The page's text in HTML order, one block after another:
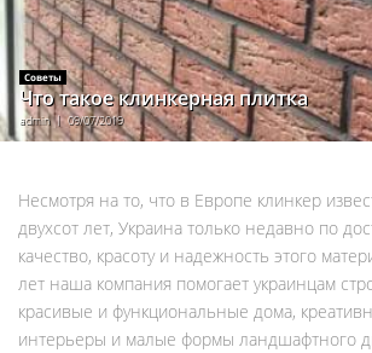
Советы
Что такое клинкерная плитка
admin 09/07/2019
Несмотря на то, что в Европе клинкер
двухсот лет, Украина только недавно по
качество, красоту и надежность этого
лет наша компания помогает украинцам
красивые и функциональные дома,
интерьеры и малые формы ландшафтного